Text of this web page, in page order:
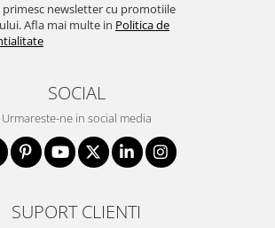
primesc newsletter cu promotiile
Afla mai multe in Politica de
SOCIAL
Urmareste-ne in social media
SUPORT CLIENTI